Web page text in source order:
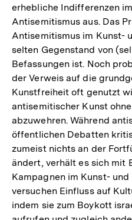
erhebliche Indifferenzen
Antisemitismus aus. Das
Antisemitismus im Kunst-
selten Gegenstand von
Befassungen ist. Noch
der Verweis auf die
Kunstfreiheit oft genutzt
antisemitischer Kunst
abzuwehren. Während
öffentlichen Debatten
zumeist nichts an der
ändert, verhält es sich mit
Kampagnen im Kunst-
versuchen Einfluss auf
indem sie zum Boykott